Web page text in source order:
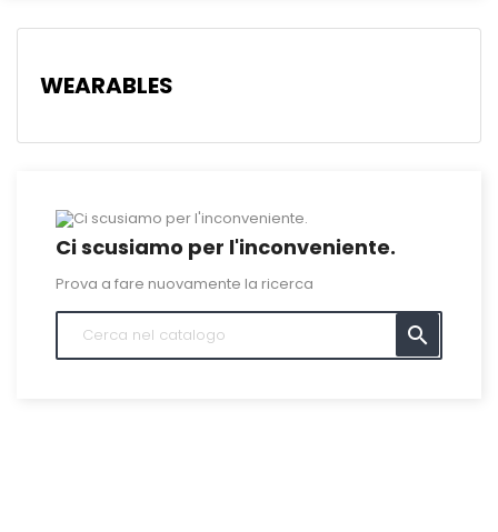
WEARABLES
Ci scusiamo per l'inconveniente.
Prova a fare nuovamente la ricerca
